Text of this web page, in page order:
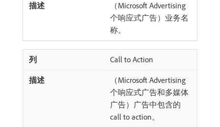
（Microsoft Advertising
个响应式广告）业务名
称。
Call to Action
（Microsoft Advertising
个响应式广告和多媒体
广告）广告中包含的
call to action。